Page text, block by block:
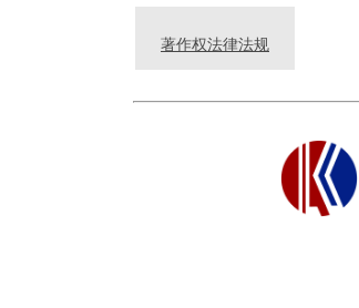
著作权法律法规